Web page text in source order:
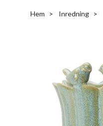
Hem Inredning